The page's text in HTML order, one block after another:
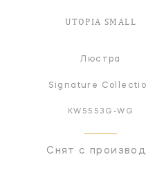
UTOPIA SMALL
Люстра
Signature
KW5553G-WG
Снят с